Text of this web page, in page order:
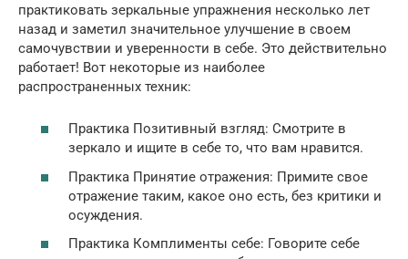
практиковать зеркальные упражнения несколько лет
назад и заметил значительное улучшение в своем
самочувствии и уверенности в себе. Это действительно
работает! Вот некоторые из наиболее
распространенных техник:
Практика Позитивный взгляд: Смотрите в
зеркало и ищите в себе то, что вам нравится.
Практика Принятие отражения: Примите свое
отражение таким, какое оно есть, без критики и
осуждения.
Практика Комплименты себе: Говорите себе